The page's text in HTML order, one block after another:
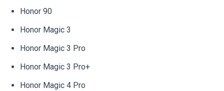
Honor 90
Honor Magic 3
Honor Magic 3 Pro
Honor Magic 3 Pro+
Honor Magic 4 Pro